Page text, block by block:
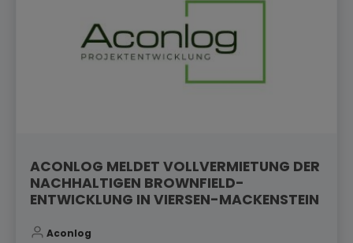
ACONLOG MELDET VOLLVERMIETUNG DER
NACHHALTIGEN BROWNFIELD-
ENTWICKLUNG IN VIERSEN-MACKENSTEIN
Aconlog